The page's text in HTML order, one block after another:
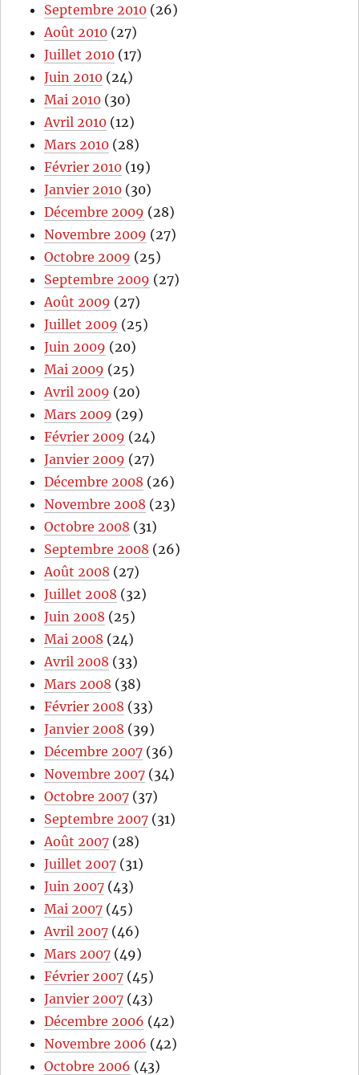
Septembre 2010 (26)
Août 2010 (27)
Juillet 2010 (17)
Juin 2010 (24)
Mai 2010 (30)
Avril 2010 (12)
Mars 2010 (28)
Février 2010 (19)
Janvier 2010 (30)
Décembre 2009 (28)
Novembre 2009 (27)
Octobre 2009 (25)
Septembre 2009 (27)
Août 2009 (27)
Juillet 2009 (25)
Juin 2009 (20)
Mai 2009 (25)
Avril 2009 (20)
Mars 2009 (29)
Février 2009 (24)
Janvier 2009 (27)
Décembre 2008 (26)
Novembre 2008 (23)
Octobre 2008 (31)
Septembre 2008 (26)
Août 2008 (27)
Juillet 2008 (32)
Juin 2008 (25)
Mai 2008 (24)
Avril 2008 (33)
Mars 2008 (38)
Février 2008 (33)
Janvier 2008 (39)
Décembre 2007 (36)
Novembre 2007 (34)
Octobre 2007 (37)
Septembre 2007 (31)
Août 2007 (28)
Juillet 2007 (31)
Juin 2007 (43)
Mai 2007 (45)
Avril 2007 (46)
Mars 2007 (49)
Février 2007 (45)
Janvier 2007 (43)
Décembre 2006 (42)
Novembre 2006 (42)
Octobre 2006 (43)